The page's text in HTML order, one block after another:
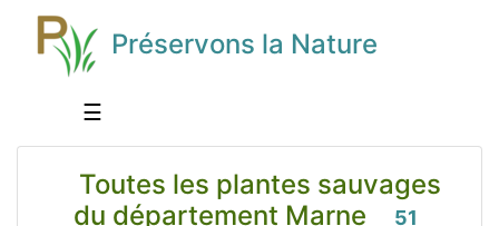
Préservons la Nature
☰
Toutes les plantes sauvages
du département Marne
51